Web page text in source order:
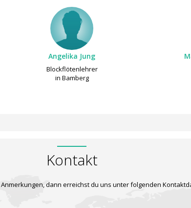
Angelika Jung
Blockflötenlehrer
in Bamberg
Kontakt
dann erreichst du uns unter folgenden